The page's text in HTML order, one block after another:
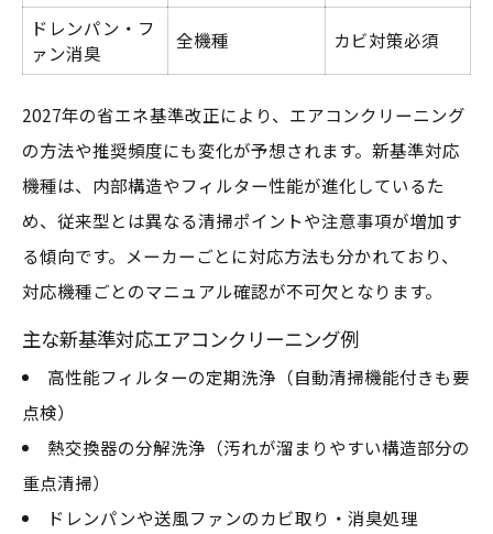
ドレンパン・フ
ァン消臭
全機種 カビ対策必須
2027年の省エネ基準改正により、エアコンクリーニング
の方法や推奨頻度にも変化が予想されます。新基準対応
機種は、内部構造やフィルター性能が進化しているた
め、従来型とは異なる清掃ポイントや注意事項が増加す
る傾向です。メーカーごとに対応方法も分かれており、
対応機種ごとのマニュアル確認が不可欠となります。
主な新基準対応エアコンクリーニング例
高性能フィルターの定期洗浄（自動清掃機能付きも要
点検）
熱交換器の分解洗浄（汚れが溜まりやすい構造部分の
重点清掃）
ドレンパンや送風ファンのカビ取り・消臭処理